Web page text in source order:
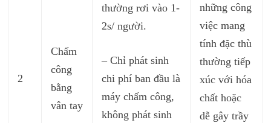
2
Chấm
công
bằng
vân tay
thường rơi vào 1-
2s/ người.
– Chỉ phát sinh
chi phí ban đầu là
máy chấm công,
không phát sinh
những công
việc mang
tính đặc thù
thường tiếp
xúc với hóa
chất hoặc
dễ gây trầy